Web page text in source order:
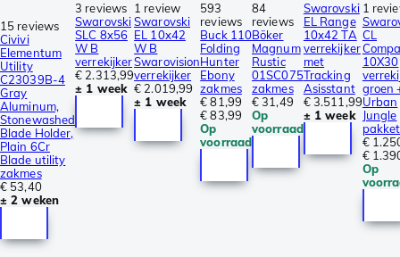
15 reviews
Civivi
Elementum
Utility
C23039B-4
Gray
Aluminum,
Stonewashed
Blade Holder,
Plain 6Cr
Blade utility
zakmes
€ 53,40
± 2 weken
3 reviews
Swarovski
SLC 8x56
W B
verrekijker
€ 2.313,99
± 1 week
1 review
Swarovski
EL 10x42
W B
Swarovision
verrekijker
€ 2.019,99
± 1 week
593
reviews
Buck 110
Folding
Hunter
Ebony
zakmes
€ 81,99
€ 83,99
Op
voorraad
84
reviews
Böker
Magnum
Rustic
01SC075
zakmes
€ 31,49
Op
voorraad
Swarovski
EL Range
10x42 TA
verrekijker
met
Tracking
Asisstant
€ 3.511,99
± 1 week
1
CL
10X30
groen
Urban
Jungle
pakket
€
€
Op